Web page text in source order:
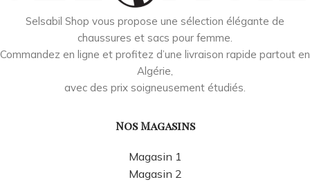
Selsabil Shop vous propose une sélection élégante de
chaussures et sacs pour femme.
Commandez en ligne et profitez d’une livraison rapide partout en
Algérie,
avec des prix soigneusement étudiés.
Nos Magasins
Magasin 1
Magasin 2